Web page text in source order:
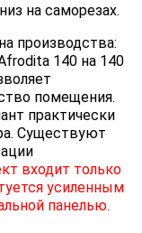
на саморезах.
производства:
140 на 140
помещения.
практически
Существуют
входит только
усиленным
панелью.